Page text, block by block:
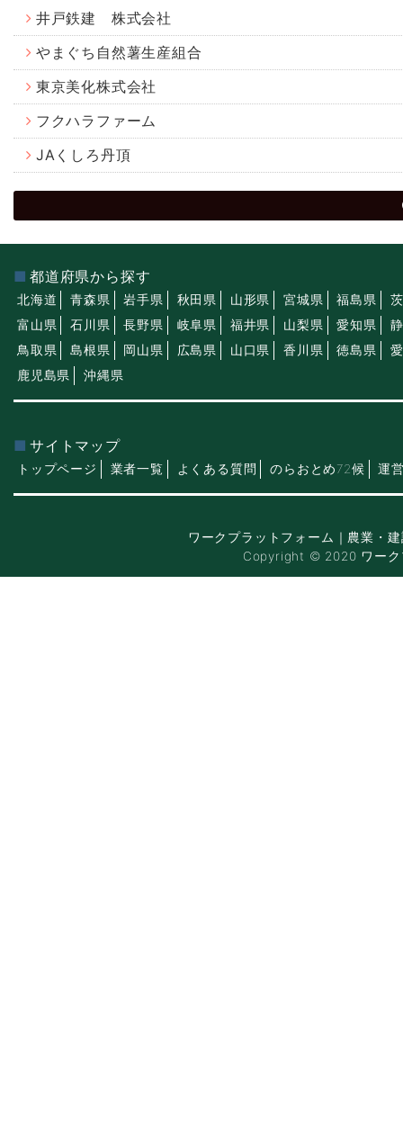
井戸鉄建 株式会社
やまぐち自然薯生産組合
東京美化株式会社
フクハラファーム
JAくしろ丹頂
都道府県から探す
北海道 青森県 岩手県 秋田県 山形県 宮城県 福島県
富山県
石川県 長野県 岐阜県 福井県 山梨県 愛知県
鳥取県
島根県 岡山県 広島県 山口県 香川県 徳島県
鹿児島県
沖縄県
サイトマップ
トップページ 業者一覧 よくある質問 のらおとめ72候 運
ワークプラットフォーム｜農業・
Copyright © 2020 ワーク